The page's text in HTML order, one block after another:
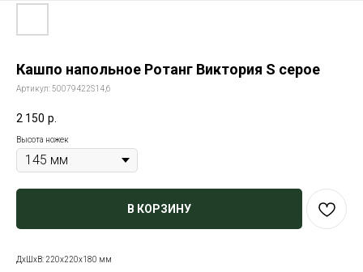
Кашпо напольное Ротанг Виктория S серое
Артикул:50079422S14,6
2 150 р.
Высота ножек
В КОРЗИНУ
ДxШxВ: 220x220x180 мм